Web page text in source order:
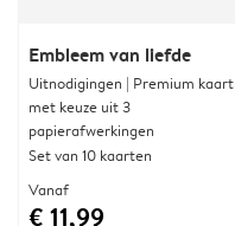
Embleem van liefde
Uitnodigingen | Premium kaart
met keuze uit 3
papierafwerkingen
Set van 10 kaarten
Vanaf
€ 11,99